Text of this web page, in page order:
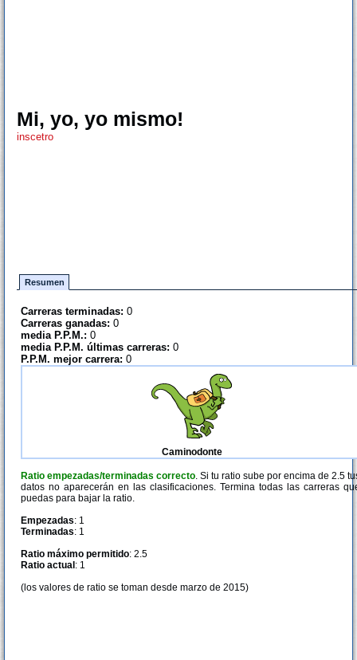
Mi, yo, yo mismo!
inscetro
Resumen
Carreras terminadas: 0
Carreras ganadas: 0
media P.P.M.: 0
media P.P.M. últimas carreras: 0
P.P.M. mejor carrera: 0
Caminodonte
Ratio empezadas/terminadas correcto. Si tu ratio sube por encima de 2.5
datos no aparecerán en las clasificaciones. Termina todas las carreras
puedas para bajar la ratio.
Empezadas: 1
Terminadas: 1
Ratio máximo permitido: 2.5
Ratio actual : 1
(los valores de ratio se toman desde marzo de 2015)